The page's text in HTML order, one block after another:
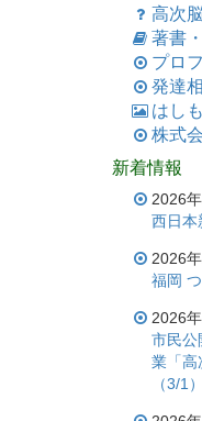
高次
著書
プロ
発達
はし
株式
新着情報
2026
西日本
2026
福岡
2026
市民公
業「高
（3/1）